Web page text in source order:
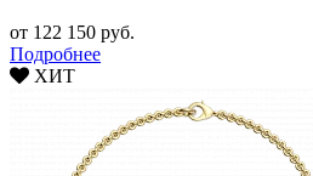
от 122 150 руб.
Подробнее
ХИТ